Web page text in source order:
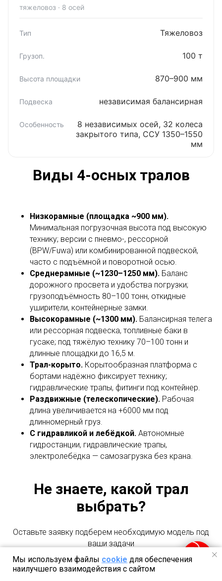
тяжеловоз · 8 осей
Тяжеловоз
100 т
870–900 мм
независимая балансирная
8 независимых осей, 32 колеса
закрытого типа, ССУ 1350–1550
мм
Виды 4-осных тралов
Низкорамные (площадка ~900 мм).
Минимальная погрузочная высота под высокую
технику; версии с пневмо-, рессорной
(BPW/Fuwa) или комбинированной подвеской,
часто с подъёмной и поворотной осью.
Среднерамные (~1230–1250 мм). Баланс
дорожного просвета и удобства погрузки;
грузоподъёмность 80–100 тонн, откидные
уширители, контейнерные замки.
Высокорамные (~1300 мм). Балансирная телега
или рессорная подвеска, топливные баки в
гусаке; под тяжёлую технику 70–100 тонн и
длинные площадки до 16,5 м.
Трал-корыто. Корытообразная платформа с
бортами надёжно фиксирует технику;
гидравлические трапы, фитинги под контейнер.
Раздвижные (телескопические). Рабочая
длина увеличивается на +6000 мм под
длинномерный груз.
С гидравликой и лебёдкой. Автономные
гидростанции, гидравлические трапы,
электролебёдка — самозагрузка без крана.
Не знаете, какой трал
выбрать?
Оставьте заявку подберем необходимую модель под
ваши задачи
Мы используем файлы cookie для обеспечения
наилучшего взаимодействия с сайтом